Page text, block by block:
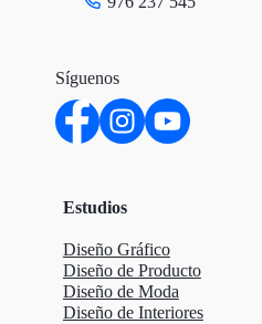
Síguenos
Estudios
Diseño Gráfico
Diseño de Producto
Diseño de Moda
Diseño de Interiores